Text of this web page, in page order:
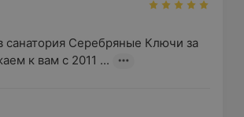
санатория Серебряные Ключи за
к вам с 2011 ...